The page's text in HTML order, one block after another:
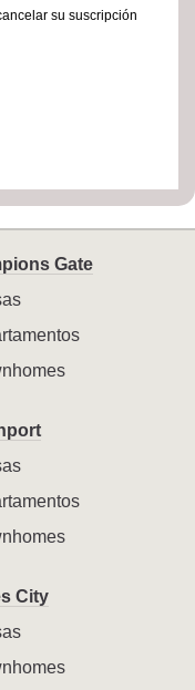
su suscripción
Gate
City